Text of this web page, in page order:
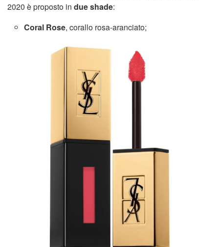
2020 è proposto in due shade:
Coral Rose, corallo rosa-aranciato;